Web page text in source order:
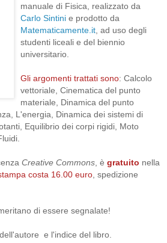
manuale di Fisica, realizzato da
Carlo Sintini e prodotto da
Matematicamente.it , ad uso degli
studenti liceali e del biennio
universitario.
Gli argomenti trattati sono: Calcolo
vettoriale, Cinematica del punto
materiale, Dinamica del punto
L'energia, Dinamica dei sistemi di
Equilibrio dei corpi rigidi, Moto
Creative Commons è gratuito nella
costa 16.00 euro , spedizione
di essere segnalate!
e l'indice del libro.